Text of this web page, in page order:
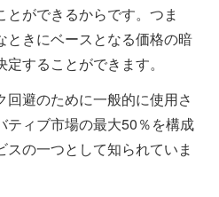
ができるからです。つま
ときにベースとなる価格の暗
することができます。
避のために一般的に使用さ
ティブ市場の最大50％を構成
の一つとして知られていま